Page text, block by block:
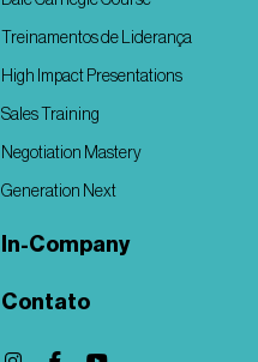
Treinamentos de Liderança
High Impact Presentations
Sales Training
Negotiation Mastery
Generation Next
In-Company
Contato